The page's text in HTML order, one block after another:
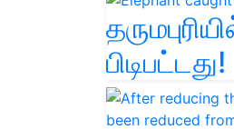
பிடிபட்டது!